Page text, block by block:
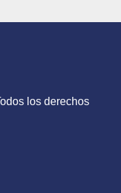
los derechos